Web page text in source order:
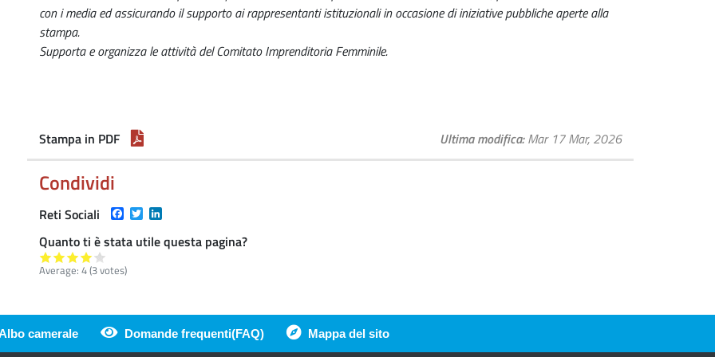
con i media ed assicurando il supporto ai rappresentanti istituzionali in occasione di iniziative pubbliche aperte alla
stampa.
Supporta e organizza le attività del Comitato Imprenditoria Femminile.
Stampa in PDF Ultima modifica Mar 17 Mar, 2026
Condividi
Reti Sociali Facebook
Twitter
Quanto ti è stata utile questa pagina?
Average: 4(3votes)
pagina
camerale Domande frequenti(FAQ) Mappa del sito